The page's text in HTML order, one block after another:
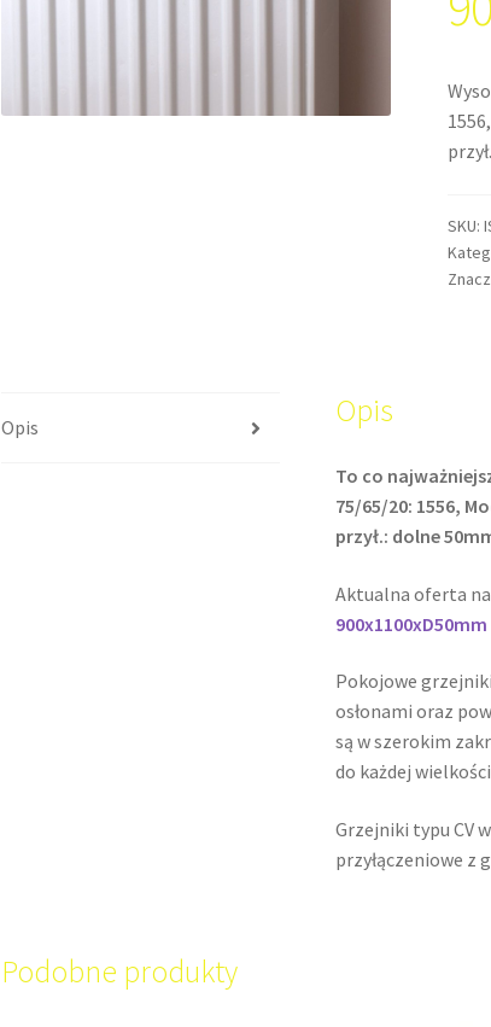
SKU:
Opis Opis
To co
75/65/20: 1556,
przył.: dolne
Aktualna oferta
900x1100xD50mm
Pokojowe
osłonami oraz
są w szerokim
do każdej
Grzejniki typu CV
przyłączeniowe z
Podobne produkty